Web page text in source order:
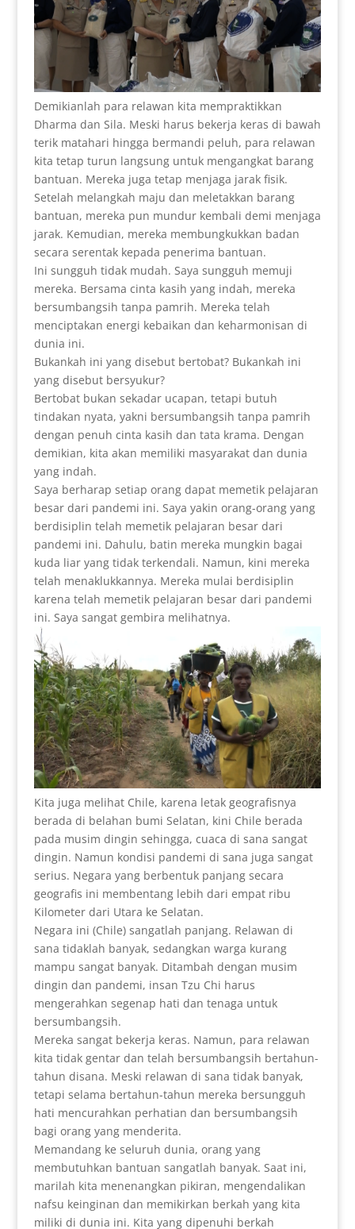
Demikianlah para relawan kita mempraktikkan
Dharma dan Sila. Meski harus bekerja keras di bawah
terik matahari hingga bermandi peluh, para relawan
kita tetap turun langsung untuk mengangkat barang
bantuan. Mereka juga tetap menjaga jarak fisik.
Setelah melangkah maju dan meletakkan barang
bantuan, mereka pun mundur kembali demi menjaga
jarak. Kemudian, mereka membungkukkan badan
secara serentak kepada penerima bantuan.
Ini sungguh tidak mudah. Saya sungguh memuji
mereka. Bersama cinta kasih yang indah, mereka
bersumbangsih tanpa pamrih. Mereka telah
menciptakan energi kebaikan dan keharmonisan di
dunia ini.
Bukankah ini yang disebut bertobat? Bukankah ini
yang disebut bersyukur?
Bertobat bukan sekadar ucapan, tetapi butuh
tindakan nyata, yakni bersumbangsih tanpa pamrih
dengan penuh cinta kasih dan tata krama. Dengan
demikian, kita akan memiliki masyarakat dan dunia
yang indah.
Saya berharap setiap orang dapat memetik pelajaran
besar dari pandemi ini. Saya yakin orang-orang yang
berdisiplin telah memetik pelajaran besar dari
pandemi ini. Dahulu, batin mereka mungkin bagai
kuda liar yang tidak terkendali. Namun, kini mereka
telah menaklukkannya. Mereka mulai berdisiplin
karena telah memetik pelajaran besar dari pandemi
ini. Saya sangat gembira melihatnya.
Kita juga melihat Chile, karena letak geografisnya
berada di belahan bumi Selatan, kini Chile berada
pada musim dingin sehingga, cuaca di sana sangat
dingin. Namun kondisi pandemi di sana juga sangat
serius. Negara yang berbentuk panjang secara
geografis ini membentang lebih dari empat ribu
Kilometer dari Utara ke Selatan.
Negara ini (Chile) sangatlah panjang. Relawan di
sana tidaklah banyak, sedangkan warga kurang
mampu sangat banyak. Ditambah dengan musim
dingin dan pandemi, insan Tzu Chi harus
mengerahkan segenap hati dan tenaga untuk
bersumbangsih.
Mereka sangat bekerja keras. Namun, para relawan
kita tidak gentar dan telah bersumbangsih bertahun-
tahun disana. Meski relawan di sana tidak banyak,
tetapi selama bertahun-tahun mereka bersungguh
hati mencurahkan perhatian dan bersumbangsih
bagi orang yang menderita.
Memandang ke seluruh dunia, orang yang
membutuhkan bantuan sangatlah banyak. Saat ini,
marilah kita menenangkan pikiran, mengendalikan
nafsu keinginan dan memikirkan berkah yang kita
miliki di dunia ini. Kita yang dipenuhi berkah